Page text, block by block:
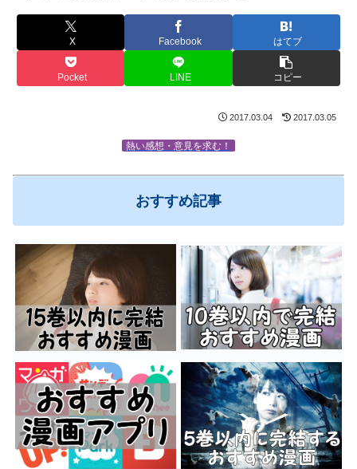
X Facebook はてブ
Pocket LINE コピー
2017.03.04 2017.03.05
熱い感想・意見を求む！
おすすめ記事